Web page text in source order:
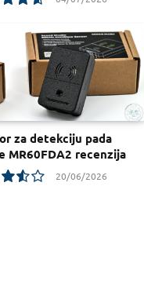
za detekciju pada
MR60FDA2 recenzija
20/06/2026